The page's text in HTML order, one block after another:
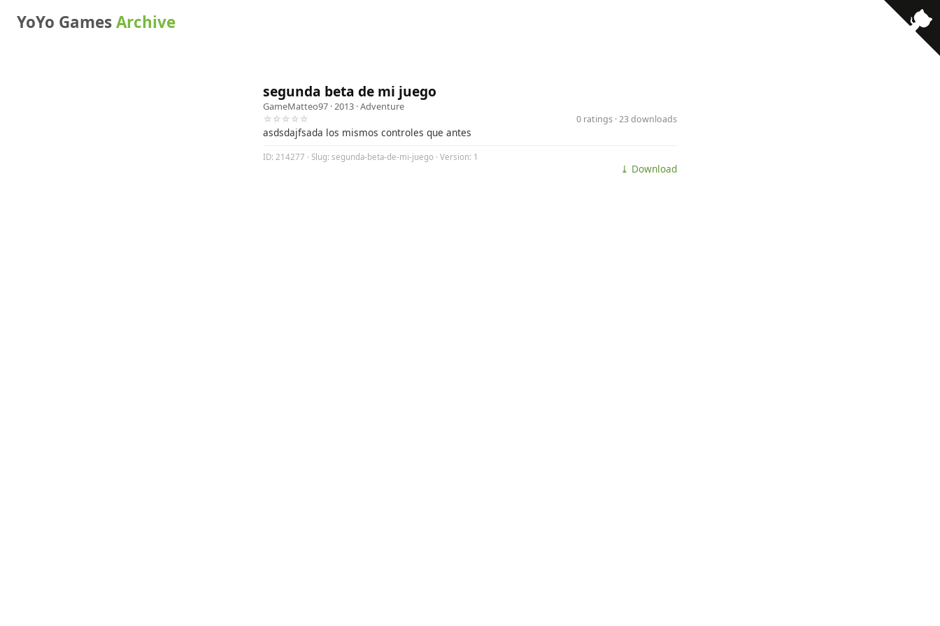
YoYo GamesArchive
segunda beta de mi juego
GameMatteo97 · 2013 ·Adventure
☆☆☆☆☆
0 ratings · 23 downloads
asdsdajfsada los mismos controles que antes
ID: 214277 · Slug: segunda-beta-de-mi-juego · Version: 1
⤓ Download